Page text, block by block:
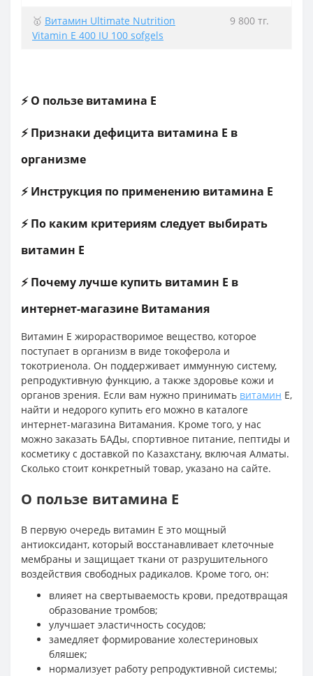
🥇 Витамин Ultimate Nutrition
Vitamin E 400 IU 100 sofgels
9 800 тг.
⚡ О пользе витамина E
⚡ Признаки дефицита витамина Е в
организме
⚡ Инструкция по применению витамина Е
⚡ По каким критериям следует выбирать
витамин E
⚡ Почему лучше купить витамин E в
интернет-магазине Витамания
Витамин Е жирорастворимое вещество, которое
поступает в организм в виде токоферола и
токотриенола. Он поддерживает иммунную систему,
репродуктивную функцию, а также здоровье кожи и
органов зрения. Если вам нужно принимать витамин Е,
найти и недорого купить его можно в каталоге
интернет-магазина Витамания. Кроме того, у нас
можно заказать БАДы, спортивное питание, пептиды и
косметику с доставкой по Казахстану, включая Алматы.
Сколько стоит конкретный товар, указано на сайте.
О пользе витамина E
В первую очередь витамин Е это мощный
антиоксидант, который восстанавливает клеточные
мембраны и защищает ткани от разрушительного
воздействия свободных радикалов. Кроме того, он:
влияет на свертываемость крови, предотвращая
образование тромбов;
улучшает эластичность сосудов;
замедляет формирование холестериновых
бляшек;
нормализует работу репродуктивной системы;